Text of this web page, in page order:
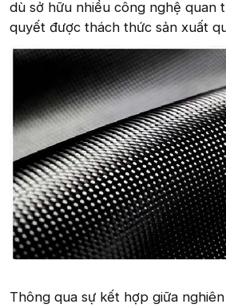
dù sở hữu nhiều công nghệ quan
quyết được thách thức sản xuất
Thông qua sự kết hợp giữa